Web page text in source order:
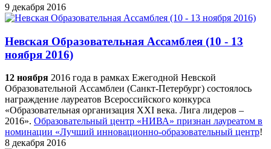
9 декабря 2016
Невская Образовательная Ассамблея (10 - 13
ноября 2016)
12 ноября 2016 года в рамках Ежегодной Невской
Образовательной Ассамблеи (Санкт-Петербург) состоялось
награждение лауреатов Всероссийского конкурса
«Образовательная организация XXI века. Лига лидеров –
2016». Образовательный центр «НИВА» признан лауреатом в
номинации «Лучший инновационно-образовательный центр!
8 декабря 2016